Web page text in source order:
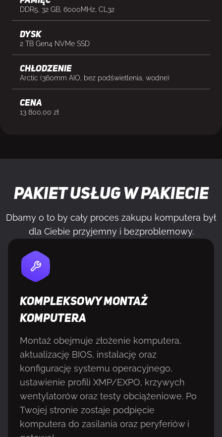
DDR5, 32 GB, 6000MHz, CL32
Dysk
2 TB Gen4 NVMe SSD
Chłodzenie
Arctic (360mm AIO, bez podświetlenia, wodne)
cena
13 800,00 zł
Pakiet usług w pakiecie
Dbamy o to by cały proces zakupu komputera był
dla Ciebie przyjemny i bezproblemowy.
KOMPLEKSOWY MONTAŻ
KOMPUTERA
Montaż obejmuje złożenie komputera,
aktualizację BIOS, instalację oraz
konfigurację systemu operacyjnego,
ustawienie profili XMP/EXPO, krzywych
wentylatorów oraz testy obciążeniowe. Po
Twojej stronie zostaje podpięcie
komputera do zasilania oraz peryferiów i